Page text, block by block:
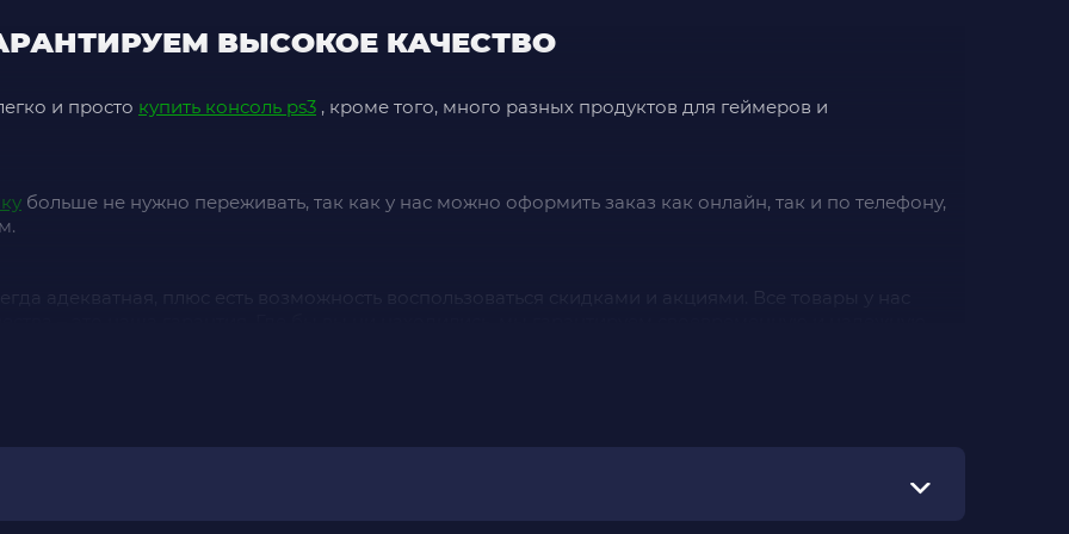
ВЫСОКОЕ КАЧЕСТВО
и просто купить консоль ps3 , кроме того, много разных продуктов для геймеров и
больше не нужно переживать, так как у нас можно оформить заказ как онлайн, так и по телефону,
адекватная, плюс есть возможность воспользоваться скидками и акциями. Все товары у нас